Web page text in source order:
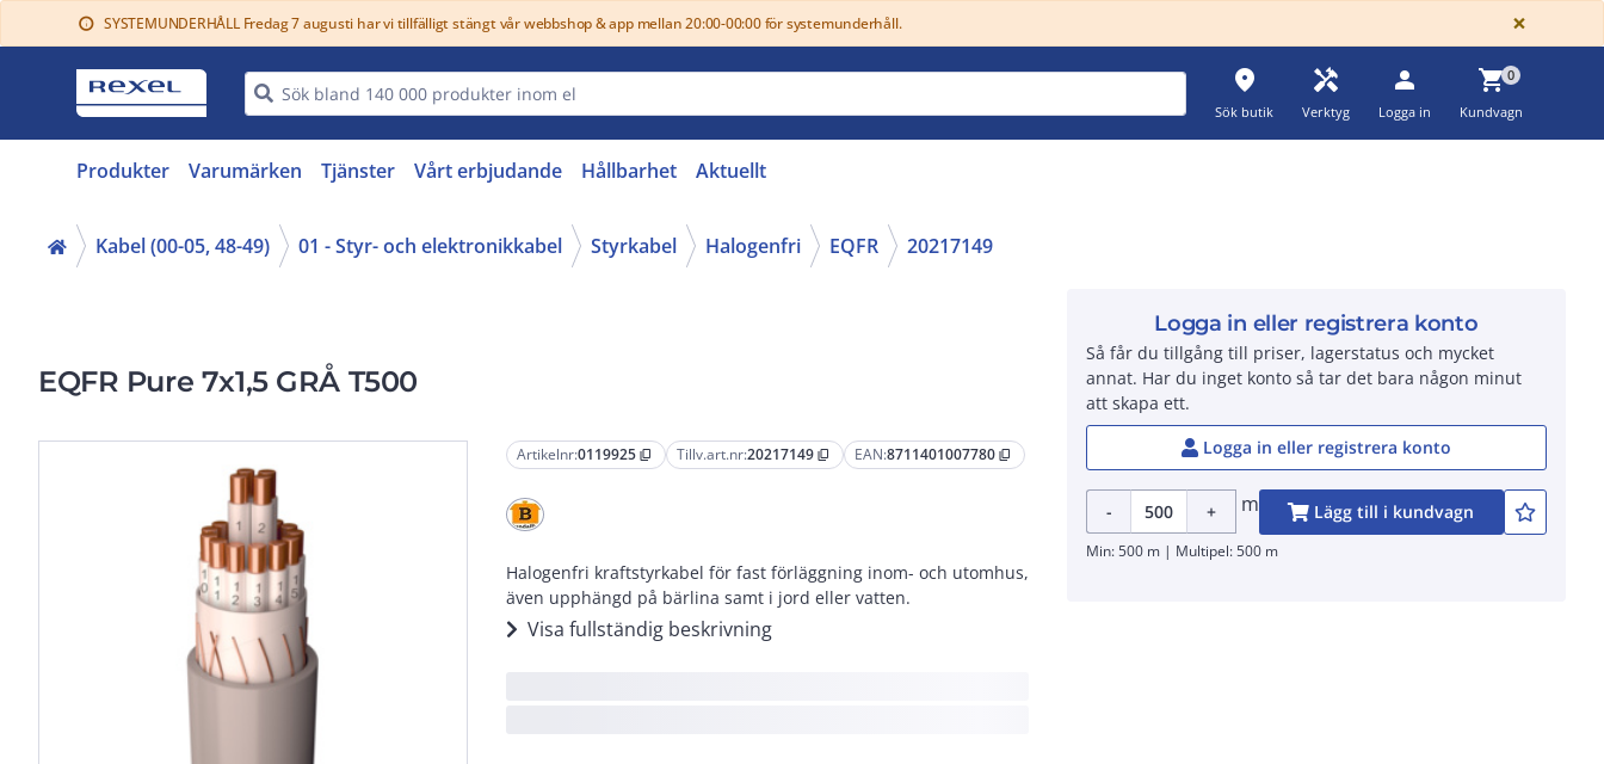
info SYSTEMUNDERHÅLL Fredag 7 augusti har vi tillfälligt stängt vår webbshop & app mellan 20:00-00:00 för systemunderhåll. ×
place
Sök butik
handyman
Verktyg
person
Logga in
shopping_cart0
Kundvagn
Produkter Varumärken Tjänster Vårt erbjudande Hållbarhet Aktuellt
Kabel (00-05, 48-49) 01 - Styr- och elektronikkabel Styrkabel Halogenfri EQFR 20217149
EQFR Pure 7x1,5 GRÅ T500
Artikelnr:0119925 content_copy Tillv.art.nr:20217149 content_copy EAN:8711401007780 content_copy
Halogenfri kraftstyrkabel för fast förläggning inom- och utomhus,
även upphängd på bärlina samt i jord eller vatten.
Visa fullständig beskrivning
Logga in eller registrera konto
Så får du tillgång till priser, lagerstatus och mycket
annat. Har du inget konto så tar det bara någon minut
att skapa ett.
Logga in eller registrera konto
- + m Lägg till i kundvagn
Min: 500 m | Multipel: 500 m